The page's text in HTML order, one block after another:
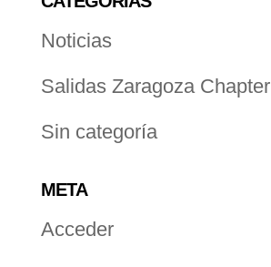
Noticias
Salidas Zaragoza Chapter
Sin categoría
META
Acceder